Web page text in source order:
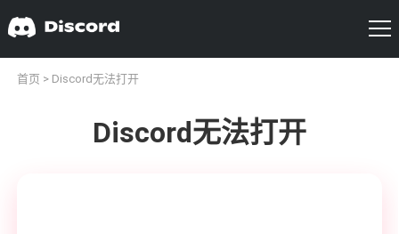
首页 > Discord无法打开
Discord无法打开